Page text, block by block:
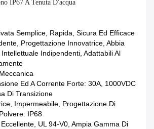
IP67 A Tenuta D'acqua
Semplice, Rapida, Sicura Ed Efficace
Progettazione Innovatrice, Abbia
Indipendenti, Adattabili Al
Ed A Corrente Forte: 30A, 1000VDC
Di Transizione
Impermeabile, Progettazione Di
IP68
UL 94-V0, Ampia Gamma Di